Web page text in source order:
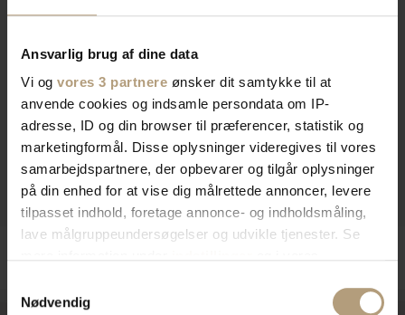
Ansvarlig brug af dine data
Vi og vores 3 partnere ønsker dit samtykke til at
anvende cookies og indsamle persondata om IP-
adresse, ID og din browser til præferencer, statistik og
marketingformål. Disse oplysninger videregives til vores
samarbejdspartnere, der opbevarer og tilgår oplysninger
på din enhed for at vise dig målrettede annoncer, levere
tilpasset indhold, foretage annonce- og indholdsmåling,
lave målgruppeundersøgelser og udvikle tjenester. Se
tilbage eller ændre indstillinger fra vores
Nødvendig
Quinn, Knagerække, sort, H13x50x7
cm, metal by WOOOD
På lager
DKK299,00 DKK210,00
Armrest, Fleksibel bakke til armlæn,
På lager
319,00 DKK 259,00